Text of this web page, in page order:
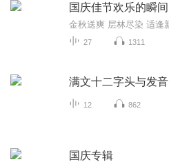
国庆佳节欢乐的瞬间
27 1311
满文十二字头与发音
12 862
国庆专辑